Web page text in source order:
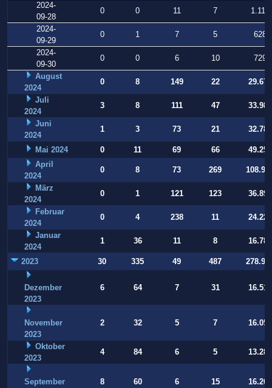
2024-
09-28
0 0 11 7
1.110
2024-
09-29
0 1 7 5
628
2024-
09-30
0 0 6 10
729
August
2024
0 8 149 22
29.677
Juli
2024
3 8 111 47
33.988
Juni
2024
1 3 73 21 32.784
Mai 2024 0 11 69 66
49.253
April
2024
0 8 73 269
März
2024
0 1 121 123
36.896
Februar
2024
0 4 238 11
24.220
Januar
2024
1 36 11 8 16.786
2023 30 335 49 487
Dezember
2023
6 64 7 31 16.514
November
2023
2 32 5 7 16.054
Oktober
2023
4 84 6 5 13.283
September
8 60 6 15 16.269